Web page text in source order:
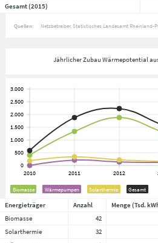
Gesamt (2015)
Quellen: Netzbetreiber Statistisches Landesamt Rheinland-
Jährlicher Zubau Wärmepotential
Biomasse Wärmepumpen Solarthermie Gesamt
Energieträger Anzahl Menge (Tsd.
Biomasse
42
Solarthermie
32